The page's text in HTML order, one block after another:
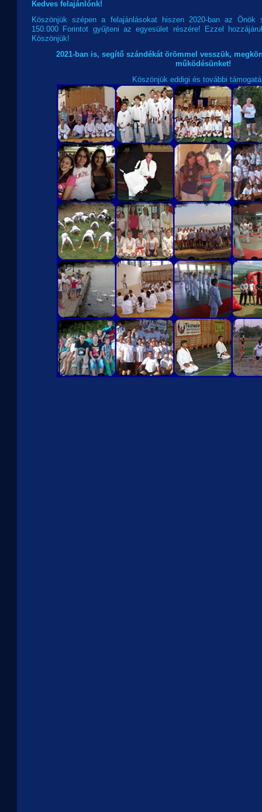
Kedves felajánlónk!
Köszönjük szépen a felajánlásokat hiszen 2020-ban az
150.000 Forintot gyűjteni az egyesület részére! Ezzel
Köszönjük!
2021-ban is, segítő szándékát örömmel vesszük,
működésünket!
Köszönjük eddigi és további